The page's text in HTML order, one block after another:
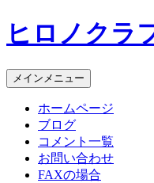
コ
ン
ン
ツ
ヒロノク
メインメニュー
ホームページ
ブログ
コメント一覧
お問い合わせ
FAXの場合